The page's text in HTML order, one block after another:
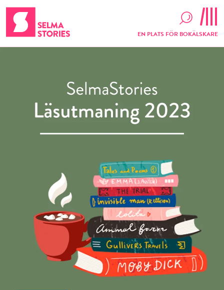
EN PLATS FÖR BOKÄLSKARE